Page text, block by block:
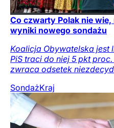
Co czwarty Polak nie wie,
wyniki nowego sondażu
Koalicja Obywatelska jest
PiS traci do niej 5 pkt
zwraca odsetek
SondażKraj